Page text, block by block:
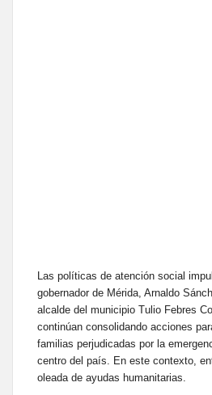
Las políticas de atención social
gobernador de Mérida, Arnaldo
alcalde del municipio Tulio Febres
continúan consolidando acciones
familias perjudicadas por la
centro del país. En este contexto,
oleada de ayudas humanitarias.